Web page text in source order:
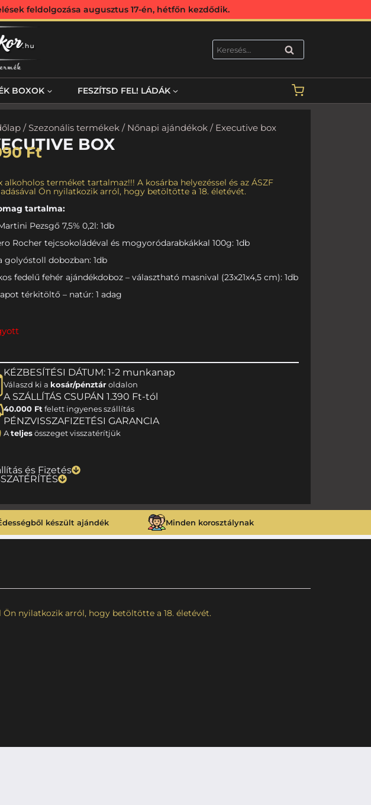
feldolgozása augusztus 17-én, hétfőn kezdődik.
KERESÉS
BOXOK FESZÍTSD FEL! LÁDÁK
/ Szezonális termékek/ Nőnapi ajándékok/ Executive box
BOX
Ft
alkoholos terméket tartalmaz!!! A kosárba helyezéssel és az ÁSZF
Ön nyilatkozik arról, hogy betöltötte a 18. életévét.
tartalma:
Pezsgő 7,5% 0,2l: 1db
Rocher tejcsokoládéval és mogyoródarabkákkal 100g: 1db
golyóstoll dobozban: 1db
fedelű fehér ajándékdoboz – választható masnival (23x21x4,5 cm): 1db
térkitöltő – natúr: 1 adag
KÉZBESÍTÉSI DÁTUM: 1-2 munkanap
Válaszd ki a kosár/pénztároldalon
A SZÁLLÍTÁS CSUPÁN 1.390 Ft-tól
40.000 Ft felett ingyenes szállítás
PÉNZVISSZAFIZETÉSI GARANCIA
Ateljesösszeget visszatérítjük
és Fizetés
készült ajándék Minden korosztálynak
nyilatkozik arról, hogy betöltötte a 18. életévét.